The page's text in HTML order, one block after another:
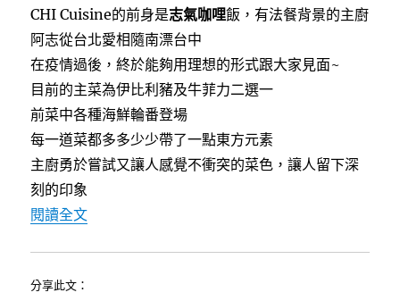
CHI Cuisine的前身是志氣咖哩飯，有法餐背景的主廚
阿志從台北愛相隨南漂台中
在疫情過後，終於能夠用理想的形式跟大家見面~
目前的主菜為伊比利豬及牛菲力二選一
前菜中各種海鮮輪番登場
每一道菜都多多少少帶了一點東方元素
主廚勇於嘗試又讓人感覺不衝突的菜色，讓人留下深
刻的印象
閱讀全文〈[台中]CHI Cuisine /志氣～有東方味的預約制
分享此文：